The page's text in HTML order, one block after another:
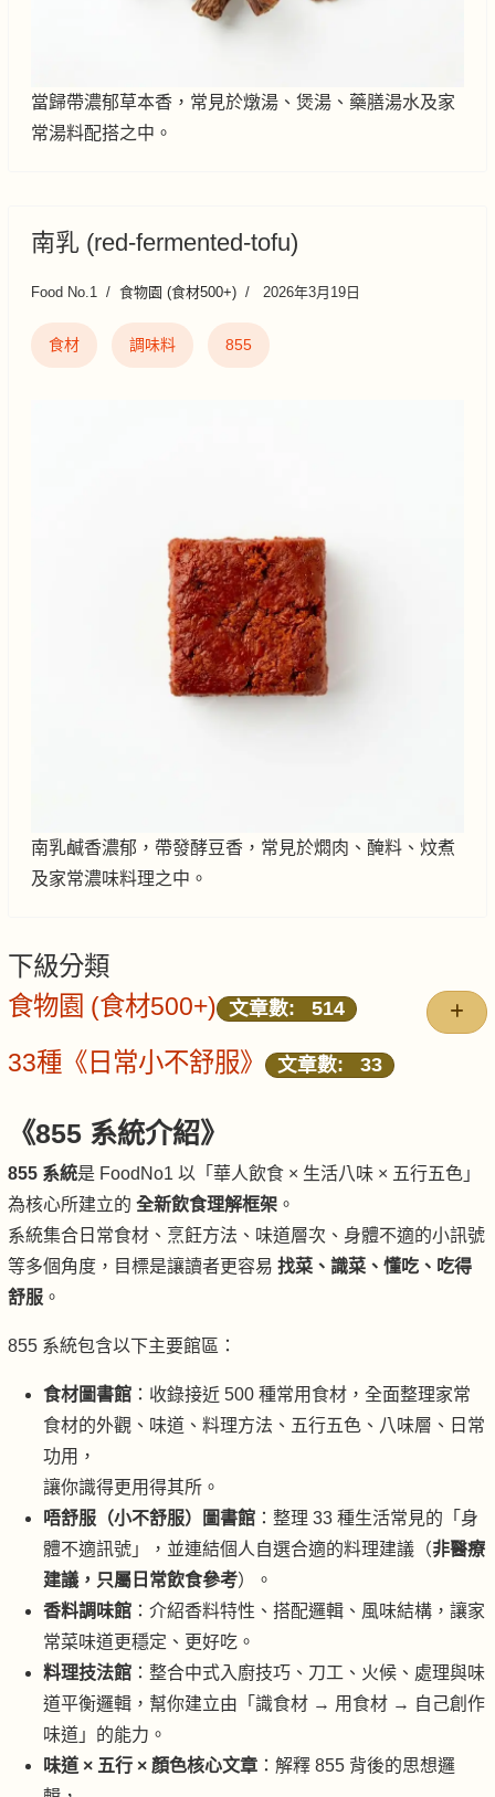
當歸帶濃郁草本香，常見於燉湯、煲湯、藥膳湯水及家
常湯料配搭之中。
南乳 (red-fermented-tofu)
Food No.1 食物園 (食材500+) 2026年3月19日
食材 調味料 855
南乳鹹香濃郁，帶發酵豆香，常見於燜肉、醃料、炆煮
及家常濃味料理之中。
下級分類
食物園 (食材500+) 文章數: 514
33種《日常小不舒服》 文章數: 33
《855 系統介紹》
855 系統是 FoodNo1 以「華人飲食 × 生活八味 × 五行五色」
為核心所建立的 全新飲食理解框架 。
系統集合日常食材、烹飪方法、味道層次、身體不適的小訊號
等多個角度，目標是讓讀者更容易 找菜、識菜、懂吃、吃得
舒服 。
855 系統包含以下主要館區：
食材圖書館 ：收錄接近 500 種常用食材，全面整理家常
食材的外觀、味道、料理方法、五行五色、八味層、日常
功用，
讓你識得更用得其所。
唔舒服（小不舒服）圖書館 ：整理 33 種生活常見的「身
體不適訊號」，並連結個人自選合適的料理建議（非醫療
建議，只屬日常飲食參考）。
香料調味館 ：介紹香料特性、搭配邏輯、風味結構，讓家
常菜味道更穩定、更好吃。
料理技法館 ：整合中式入廚技巧、刀工、火候、處理與味
道平衡邏輯，幫你建立由「識食材 → 用食材 → 自己創作
味道」的能力。
味道 × 五行 × 顏色核心文章 ：解釋 855 背後的思想邏